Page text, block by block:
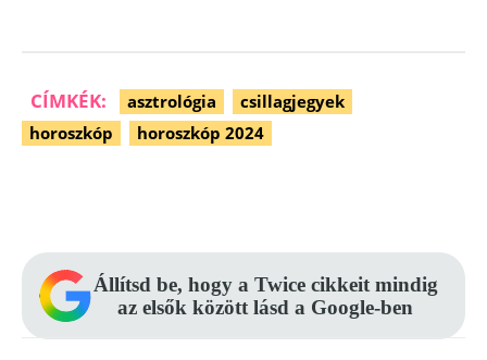
CÍMKÉK: asztrológia
csillagjegyek
horoszkóp
horoszkóp 2024
Állítsd be, hogy a Twice cikkeit mindig
az elsők között lásd a Google-ben